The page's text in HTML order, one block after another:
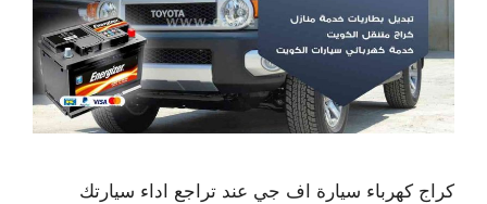
كراج كهرباء سيارة اف جي عند تراجع اداء سيارتك